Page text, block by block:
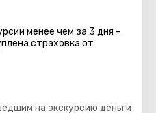
менее чем за 3 дня –
страховка от
на экскурсию деньги